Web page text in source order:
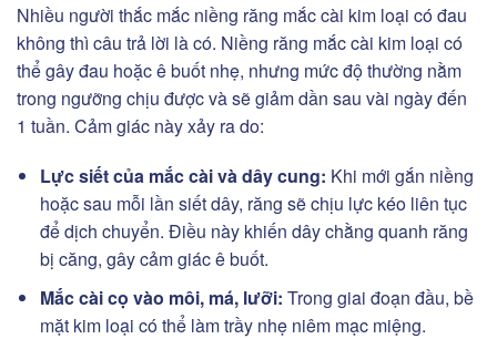
Nhiều người thắc mắc niềng răng mắc cài kim loại có đau
không thì câu trả lời là có. Niềng răng mắc cài kim loại có
thể gây đau hoặc ê buốt nhẹ, nhưng mức độ thường nằm
trong ngưỡng chịu được và sẽ giảm dần sau vài ngày đến
1 tuần. Cảm giác này xảy ra do:
Lực siết của mắc cài và dây cung: Khi mới gắn niềng
hoặc sau mỗi lần siết dây, răng sẽ chịu lực kéo liên tục
để dịch chuyển. Điều này khiến dây chằng quanh răng
bị căng, gây cảm giác ê buốt.
Mắc cài cọ vào môi, má, lưỡi: Trong giai đoạn đầu, bề
mặt kim loại có thể làm trầy nhẹ niêm mạc miệng.